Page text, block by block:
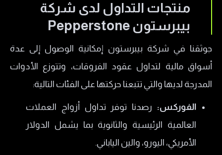
منتجات التداول لدى شركة
بيبرستون Pepperstone
جوثقنا في شركة بيبرستون إمكانية الوصول إلى عدة
أسواق مالية لتداول عقود الفروقات، وتتوزع الأدوات
المدرجة لديها والتي تتبعنا حركتها على الفئات التالية:
​الفوركس: رصدنا توفر تداول أزواج العملات
العالمية الرئيسية والثانوية بما يشمل الدولار
الأمريكي، اليورو، والين الياباني.